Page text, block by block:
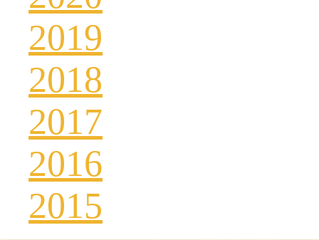
2019
2018
2017
2016
2015